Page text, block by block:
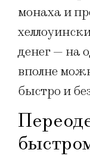
монаха и
денег — на
вполне
быстро и